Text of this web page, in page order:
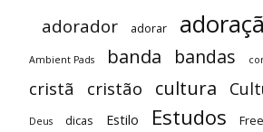
adorador adorar
Ambient Pads banda bandas
cristã cristão cultura
Deus dicas Estilo Estudos Free